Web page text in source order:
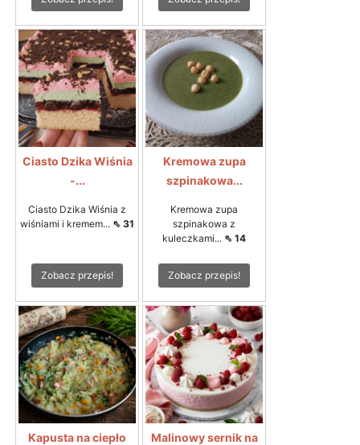
Ciasto Dzika Wiśnia
-...
Ciasto Dzika Wiśnia z
wiśniami i kremem... ⇖ 31
Zobacz przepis!
Kremowa zupa
szpinakowa...
Kremowa zupa
szpinakowa z
kuleczkami... ⇖ 14
Zobacz przepis!
Kapusta na ciepło
Malinowy sernik na